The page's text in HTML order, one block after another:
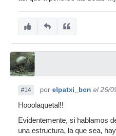
#14 por elpatxi_bcn el 26/
Hooolaquetal!!
Evidentemente, si hablamos
una estructura, la que sea,